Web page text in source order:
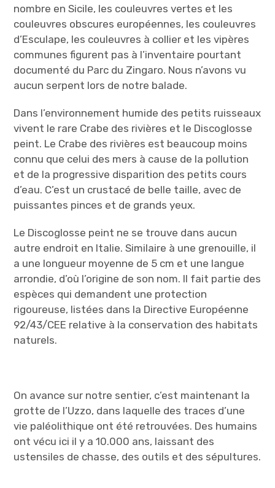
nombre en Sicile, les couleuvres vertes et les
couleuvres obscures européennes, les couleuvres
d’Esculape, les couleuvres à collier et les vipères
communes figurent pas à l’inventaire pourtant
documenté du Parc du Zingaro. Nous n’avons vu
aucun serpent lors de notre balade.
Dans l’environnement humide des petits ruisseaux
vivent le rare Crabe des rivières et le Discoglosse
peint. Le Crabe des rivières est beaucoup moins
connu que celui des mers à cause de la pollution
et de la progressive disparition des petits cours
d’eau. C’est un crustacé de belle taille, avec de
puissantes pinces et de grands yeux.
Le Discoglosse peint ne se trouve dans aucun
autre endroit en Italie. Similaire à une grenouille, il
a une longueur moyenne de 5 cm et une langue
arrondie, d’où l’origine de son nom. Il fait partie des
espèces qui demandent une protection
rigoureuse, listées dans la Directive Européenne
92/43/CEE relative à la conservation des habitats
naturels.
On avance sur notre sentier, c’est maintenant la
grotte de l’Uzzo, dans laquelle des traces d’une
vie paléolithique ont été retrouvées. Des humains
ont vécu ici il y a 10.000 ans, laissant des
ustensiles de chasse, des outils et des sépultures.